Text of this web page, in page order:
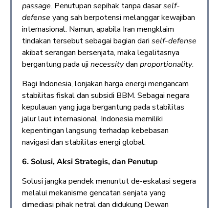
passage. Penutupan sepihak tanpa dasarself-
defense yang sah berpotensi melanggar kewajiban
internasional. Namun, apabila Iran mengklaim
tindakan tersebut sebagai bagian dari self-defense
akibat serangan bersenjata, maka legalitasnya
bergantung pada uji necessitydan proportionality.
Bagi Indonesia, lonjakan harga energi mengancam
stabilitas fiskal dan subsidi BBM. Sebagai negara
kepulauan yang juga bergantung pada stabilitas
jalur laut internasional, Indonesia memiliki
kepentingan langsung terhadap kebebasan
navigasi dan stabilitas energi global.
6. Solusi, Aksi Strategis, dan Penutup
Solusi jangka pendek menuntut de-eskalasi segera
melalui mekanisme gencatan senjata yang
dimediasi pihak netral dan didukung Dewan